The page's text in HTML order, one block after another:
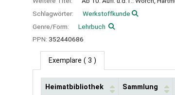
Schlagwörter:
Werkstoffkunde
Genre/Form:
Lehrbuch
PPN: 352440686
Exemplare ( 3 )
Heimatbibliothek Sammlung